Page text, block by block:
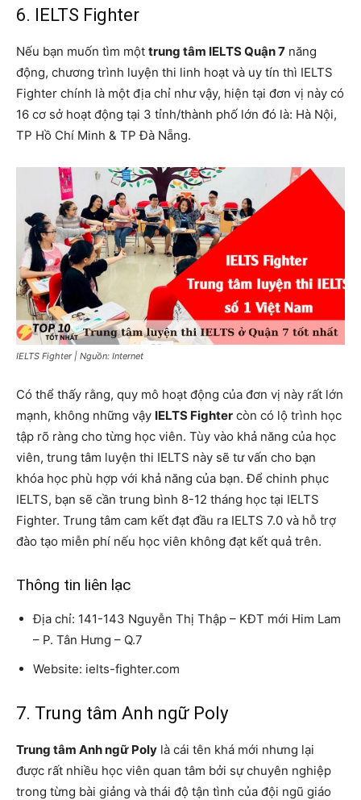
6. IELTS Fighter
Nếu bạn muốn tìm một trung tâm IELTS Quận 7 năng
động, chương trình luyện thi linh hoạt và uy tín thì IELTS
Fighter chính là một địa chỉ như vậy, hiện tại đơn vị này có
16 cơ sở hoạt động tại 3 tỉnh/thành phố lớn đó là: Hà Nội,
TP Hồ Chí Minh & TP Đà Nẵng.
IELTS Fighter | Nguồn: Internet
Có thể thấy rằng, quy mô hoạt động của đơn vị này rất lớn
mạnh, không những vậy IELTS Fighter còn có lộ trình học
tập rõ ràng cho từng học viên. Tùy vào khả năng của học
viên, trung tâm luyện thi IELTS này sẽ tư vấn cho bạn
khóa học phù hợp với khả năng của bạn. Để chinh phục
IELTS, bạn sẽ cần trung bình 8-12 tháng học tại IELTS
Fighter. Trung tâm cam kết đạt đầu ra IELTS 7.0 và hỗ trợ
đào tạo miễn phí nếu học viên không đạt kết quả trên.
Thông tin liên lạc
Địa chỉ: 141-143 Nguyễn Thị Thập – KĐT mới Him Lam
– P. Tân Hưng – Q.7
Website: ielts-fighter.com
7. Trung tâm Anh ngữ Poly
Trung tâm Anh ngữ Poly là cái tên khá mới nhưng lại
được rất nhiều học viên quan tâm bởi sự chuyên nghiệp
trong từng bài giảng và thái độ tận tình của đội ngũ giáo